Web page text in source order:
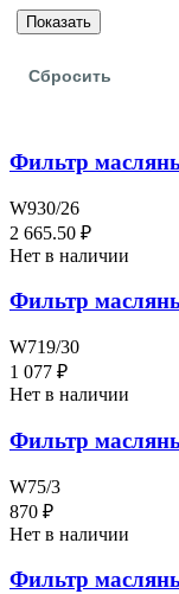
Фильтр
W930/26
2 665.50 ₽
Нет в наличии
Фильтр
W719/30
1 077 ₽
Нет в наличии
Фильтр
W75/3
870 ₽
Нет в наличии
Фильтр